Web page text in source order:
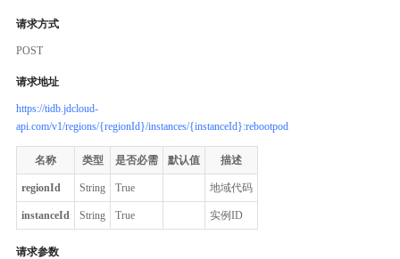
请求方式
POST
请求地址
https://tidb.jdcloud-
api.com/v1/regions/{regionId}/instances/{instanceId}:rebootpod
名称 类型 是否必需 默认值 描述
regionId String True 地域代码
instanceId String True 实例ID
请求参数